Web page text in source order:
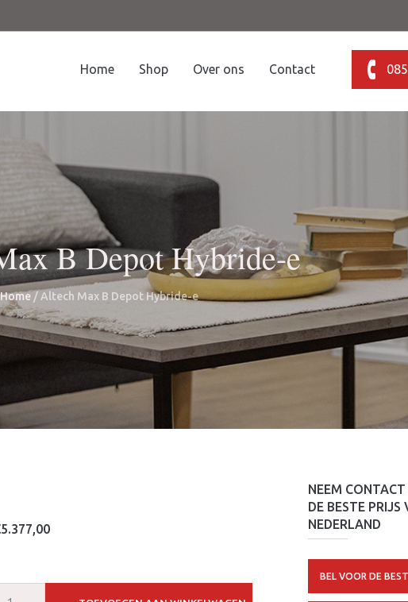
Home Shop Over ons Contact
B Depot Hybride-e
Home / Altech Max B Depot Hybride-e
5.377,00
NEEM
DE BESTE PRIJS
NEDERLAND
BEL VOOR DE